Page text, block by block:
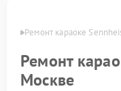
Ремонт караоке
Ремонт
Москве